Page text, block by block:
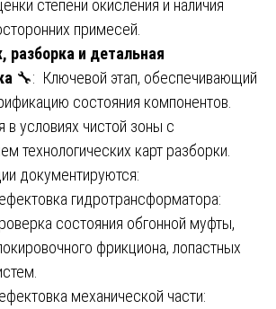
степени окисления и наличия
примесей.
и детальная
🔧: Ключевой этап, обеспечивающий
состояния компонентов.
в условиях чистой зоны с
технологических карт разборки.
документируются:
гидротрансформатора:
состояния обгонной муфты,
фрикциона, лопастных
механической части: